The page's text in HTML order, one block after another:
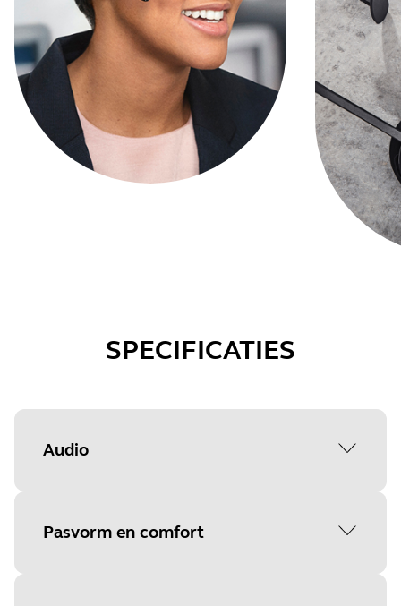
SPECIFICATIES
Audio
Frequentiebereik luidspreker
Pasvorm en comfort